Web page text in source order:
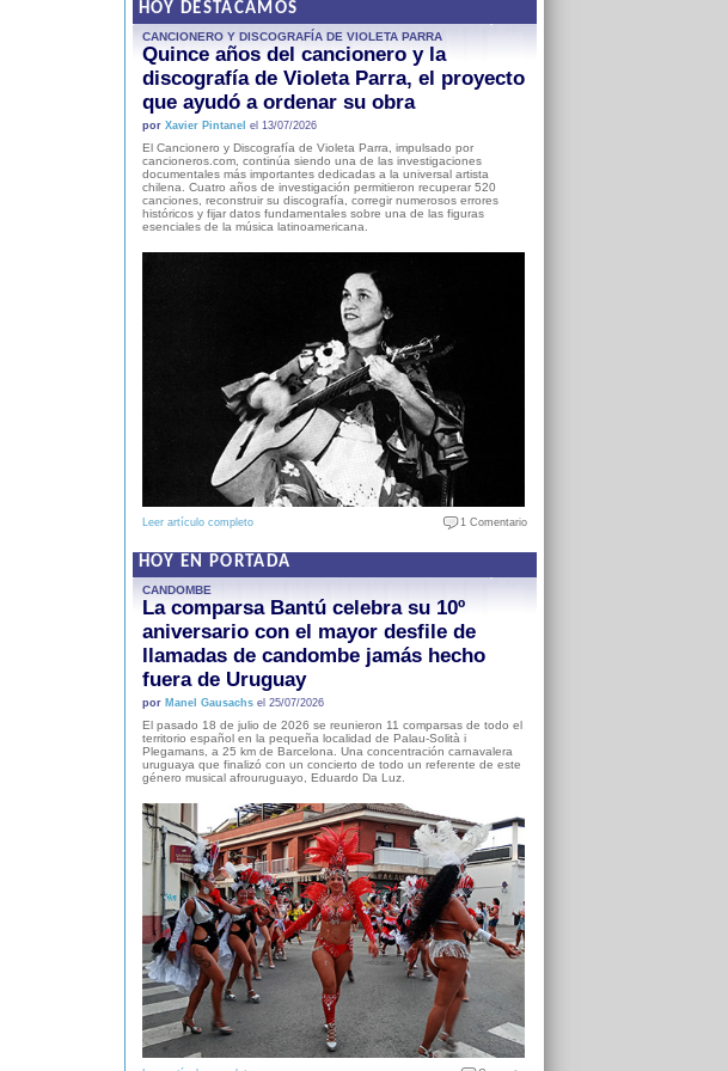
HOY DESTACAMOS
CANCIONERO Y DISCOGRAFÍA DE VIOLETA PARRA
Quince años del cancionero y la
discografía de Violeta Parra, el proyecto
que ayudó a ordenar su obra
por Xavier Pintanel el 13/07/2026
El Cancionero y Discografía de Violeta Parra, impulsado por
cancioneros.com, continúa siendo una de las investigaciones
documentales más importantes dedicadas a la universal artista
chilena. Cuatro años de investigación permitieron recuperar 520
canciones, reconstruir su discografía, corregir numerosos errores
históricos y fijar datos fundamentales sobre una de las figuras
esenciales de la música latinoamericana.
Leer artículo completo 1 Comentario
HOY EN PORTADA
CANDOMBE
La comparsa Bantú celebra su 10º
aniversario con el mayor desfile de
llamadas de candombe jamás hecho
fuera de Uruguay
por Manel Gausachsel 25/07/2026
El pasado 18 de julio de 2026 se reunieron 11 comparsas de todo el
territorio español en la pequeña localidad de Palau-Solità i
Plegamans, a 25 km de Barcelona. Una concentración carnavalera
uruguaya que finalizó con un concierto de todo un referente de este
género musical afrouruguayo, Eduardo Da Luz.